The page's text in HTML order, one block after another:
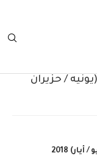
/ حزيران
2018